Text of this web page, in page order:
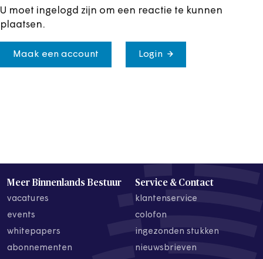
U moet ingelogd zijn om een reactie te kunnen
plaatsen.
Maak een account Login
Meer Binnenlands Bestuur
vacatures
events
whitepapers
abonnementen
Service & Contact
klantenservice
colofon
ingezonden stukken
nieuwsbrieven